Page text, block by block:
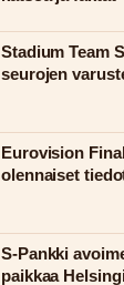
Stadium Team
seurojen
Eurovision
olennaiset
S-Pankki
paikkaa